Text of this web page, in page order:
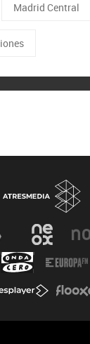
Madrid Central
Cambio Climático